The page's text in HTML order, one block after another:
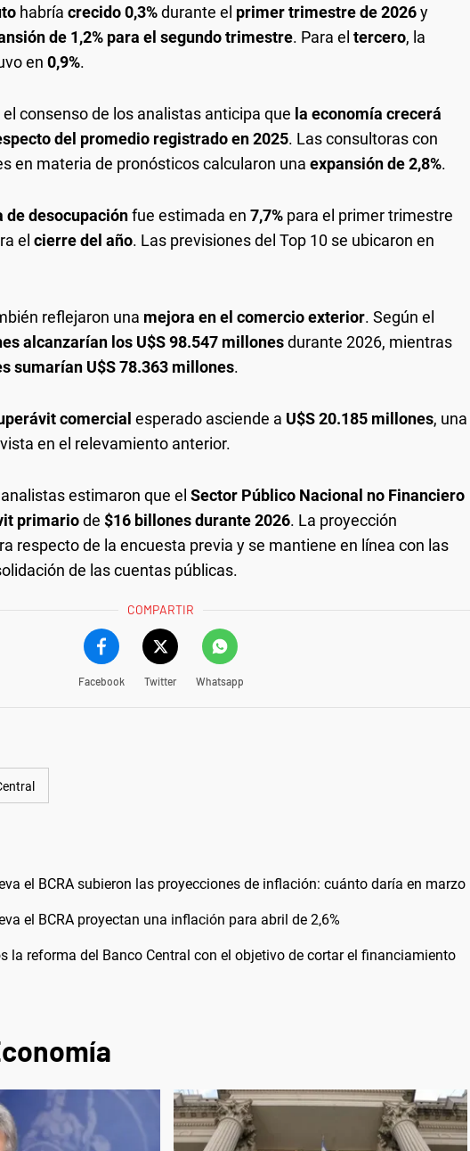
habría crecido 0,3%durante el primer trimestre de 2026y
de 1,2% para el segundo trimestre. Para el tercero, la
en 0,9%.
consenso de los analistas anticipa que la economía crecerá
del promedio registrado en 2025. Las consultoras con
en materia de pronósticos calcularon una expansión de 2,8%.
de desocupaciónfue estimada en 7,7% para el primer trimestre
el cierre del año. Las previsiones del Top 10 se ubicaron en
reflejaron una mejora en el comercio exterior. Según el
alcanzarían los U$S 98.547 millonesdurante 2026, mientras
sumarían U$S 78.363 millones.
comercial esperado asciende a U$S 20.185 millones, una
en el relevamiento anterior.
estimaron que el Sector Público Nacional no Financiero
primariode $16 billones durante 2026. La proyección
respecto de la encuesta previa y se mantiene en línea con las
de las cuentas públicas.
COMPARTIR
Facebook Twitter Whatsapp
el BCRA subieron las proyecciones de inflación: cuánto daría en marzo
el BCRA proyectan una inflación para abril de 2,6%
la reforma del Banco Central con el objetivo de cortar el financiamiento